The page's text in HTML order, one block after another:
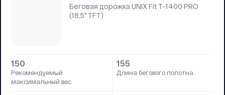
Беговая дорожка UNIX Fit T-1400 PRO
(18,5" TFT)
150
Рекомендуемый
максимальный вес
155
Длина бегового полотна